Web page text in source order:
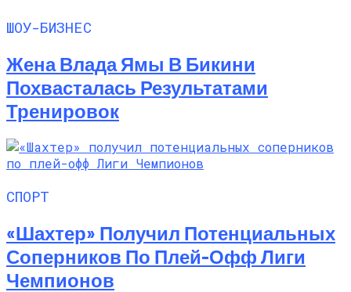
ШОУ-БИЗНЕС
Жена Влада Ямы В Бикини
Похвасталась Результатами
Тренировок
СПОРТ
«Шахтер» Получил Потенциальных
Соперников По Плей-Офф Лиги
Чемпионов